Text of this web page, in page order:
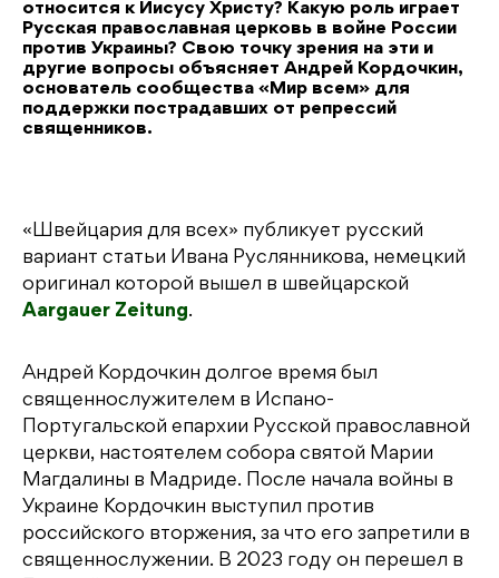
относится к Иисусу Христу? Какую роль играет
Русская православная церковь в войне России
против Украины? Свою точку зрения на эти и
другие вопросы объясняет Андрей Кордочкин,
основатель сообщества «Мир всем» для
поддержки пострадавших от репрессий
священников.
«Швейцария для всех» публикует русский
вариант статьи Ивана Руслянникова, немецкий
оригинал которой вышел в швейцарской
Aargauer Zeitung.
Андрей Кордочкин долгое время был
священнослужителем в Испано-
Португальской епархии Русской православной
церкви, настоятелем собора святой Марии
Магдалины в Мадриде. После начала войны в
Украине Кордочкин выступил против
российского вторжения, за что его запретили в
священнослужении. В 2023 году он перешел в